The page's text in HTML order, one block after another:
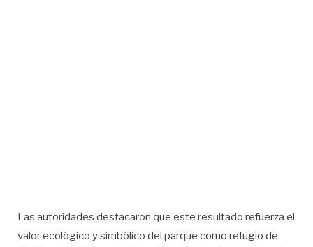
Las autoridades destacaron que este resultado refuerza el
valor ecológico y simbólico del parque como refugio de